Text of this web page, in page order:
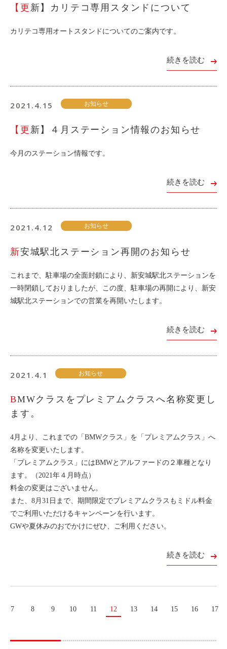
【更新】カリテコ専用スタンドについて
カリテコ専用オートスタンドについてのご案内です。
続きを読む
2021.4.15 お知らせ
【更新】４月ステーション情報のお知らせ
今月のステーション情報です。
続きを読む
2021.4.12 お知らせ
新安城駅北ステーション再開のお知らせ
これまで、駐車場の全面封鎖により、新安城駅北ステーションを
一時閉鎖しておりましたが、この度、駐車場の再開により、新安
城駅北ステーションでの営業を再開いたします。
続きを読む
2021.4.1 お知らせ
BMWクラスをプレミアムクラスへ名称変更し
ます。
4月より、これまでの「BMWクラス」を「プレミアムクラス」へ
名称を変更いたします。
「プレミアムクラス」にはBMWとアルファードの２車種となり
ます。（2021年４月時点）
料金の変更はございません。
また、8月31日まで、期間限定でプレミアムクラスもミドル料金
でご利用いただけるキャンペーンを行います。
GWや夏休みのおでかけにぜひ、ご利用ください。
続きを読む
7 8 9 10 11 12 13 14 15 16 17